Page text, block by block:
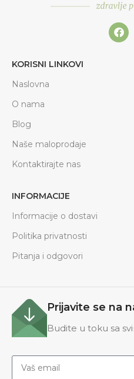
KORISNI LINKOVI
Naslovna
O nama
Blog
Naše maloprodaje
Kontaktirajte nas
INFORMACIJE
Informacije o dostavi
Politika privatnosti
Pitanja i odgovori
Prijavite se na
Budite u toku sa